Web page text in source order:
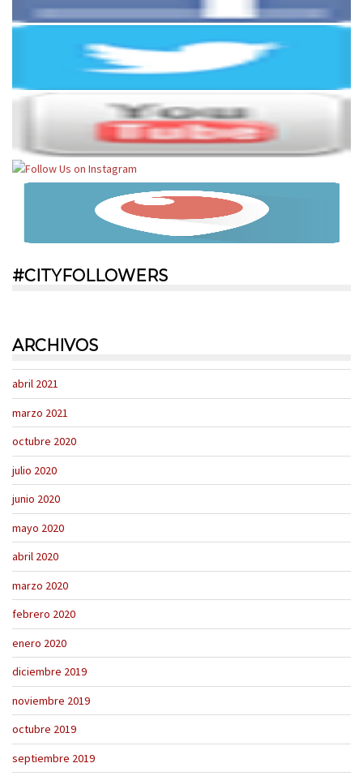
#CITYFOLLOWERS
ARCHIVOS
abril 2021
marzo 2021
octubre 2020
julio 2020
junio 2020
mayo 2020
abril 2020
marzo 2020
febrero 2020
enero 2020
diciembre 2019
noviembre 2019
octubre 2019
septiembre 2019